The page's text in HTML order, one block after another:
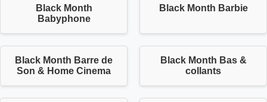
Black Month
Babyphone
Black Month Barbie
Black Month Barre de
Son & Home Cinema
Black Month Bas &
collants